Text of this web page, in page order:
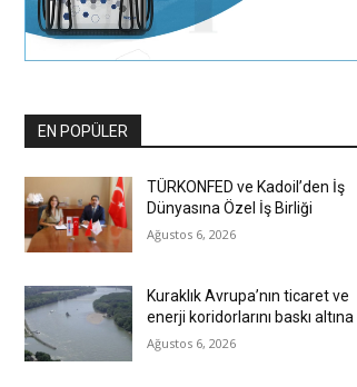
EN POPÜLER
TÜRKONFED ve Kadoil’den İş
Dünyasına Özel İş Birliği
Ağustos 6, 2026
Kuraklık Avrupa’nın ticaret ve
enerji koridorlarını baskı altına
Ağustos 6, 2026